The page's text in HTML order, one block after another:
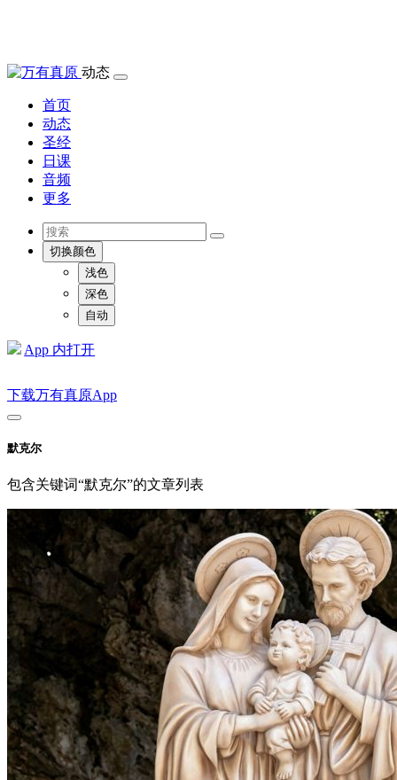
动态
首页
动态
圣经
日课
音频
更多
切换颜色
浅色
深色
自动
App 内打开
下载万有真原App
默克尔
包含关键词“默克尔”的文章列表